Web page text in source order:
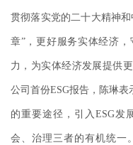
贯彻落实党的二十大精神
章”，更好服务实体经济
力，为实体经济发展提供
公司首份ESG报告，陈琳
的重要途径，引入ESG发
会、治理三者的有机统一